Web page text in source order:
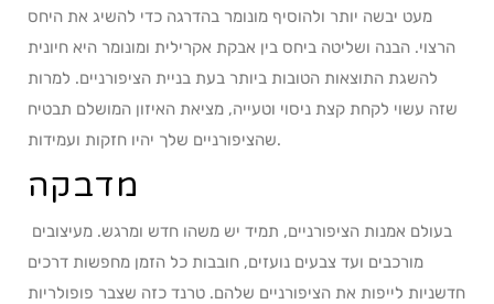
מעט יבשה יותר ולהוסיף מונומר בהדרגה כדי להשיג את היחס
הרצוי. הבנה ושליטה ביחס בין אבקת אקרילית ומונומר היא חיונית
להשגת התוצאות הטובות ביותר בעת בניית הציפורניים. למרות
שזה עשוי לקחת קצת ניסוי וטעייה, מציאת האיזון המושלם תבטיח
שהציפורניים שלך יהיו חזקות ועמידות.
מדבקה
מורכבים ועד צבעים נועזים, חובבות כל הזמן מחפשות דרכים
חדשניות לייפות את הציפורניים שלהם. טרנד כזה שצבר פופולריות